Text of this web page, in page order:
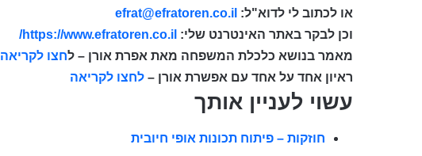
או לכתוב לי לדוא"ל: efrat@efratoren.co.il
וכן לבקר באתר האינטרנט שלי:
https://www.efratoren.co.il/
מאמר בנושא כלכלת המשפחה מאת אפרת אורן – לחצו לקריאה
ראיון אחד על אחד עם אפשרת אורן – לחצו לקריאה
עשוי לעניין אותך
חוזקות – פיתוח תכונות אופי חיובית